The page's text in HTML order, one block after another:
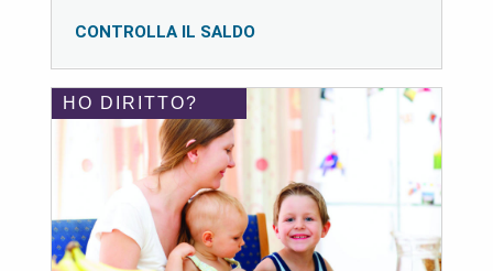
CONTROLLA IL SALDO
HO DIRITTO?